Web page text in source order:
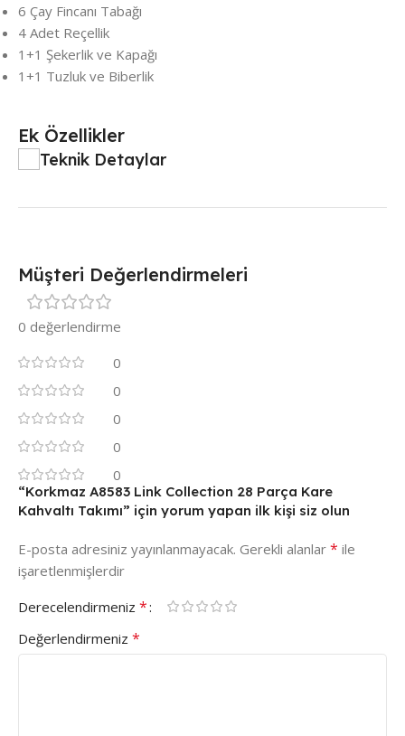
6 Çay Fincanı Tabağı
4 Adet Reçellik
1+1 Şekerlik ve Kapağı
1+1 Tuzluk ve Biberlik
Ek Özellikler
Teknik Detaylar
Müşteri Değerlendirmeleri
0 değerlendirme
0
0
0
0
0
“Korkmaz A8583 Link Collection 28 Parça Kare
Kahvaltı Takımı” için yorum yapan ilk kişi siz olun
E-posta adresiniz yayınlanmayacak. Gerekli alanlar * ile
işaretlenmişlerdir
Derecelendirmeniz *
Değerlendirmeniz *